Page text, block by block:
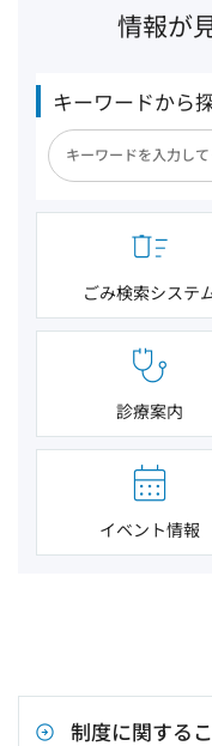
情報が
キーワードから
ごみ検索システ
診療案内
イベント情報
制度に関する